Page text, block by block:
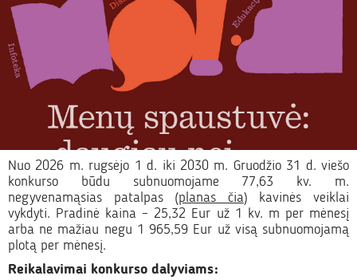
Nuo 2026 m. rugsėjo 1 d. iki 2030 m. Gruodžio 31 d. viešo
konkurso būdu subnuomojame 77,63 kv. m.
negyvenamąsias patalpas (planas čia) kavinės veiklai
vykdyti. Pradinė kaina – 25,32 Eur už 1 kv. m per mėnesį
arba ne mažiau negu 1 965,59 Eur už visą subnuomojamą
plotą per mėnesį.
Reikalavimai konkurso dalyviams: